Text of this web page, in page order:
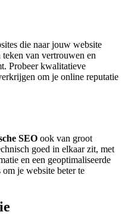
die naar jouw website
van vertrouwen en
Probeer kwalitatieve
om je online reputatie
SEO ook van groot
goed in elkaar zit, met
en een geoptimaliseerde
je website beter te